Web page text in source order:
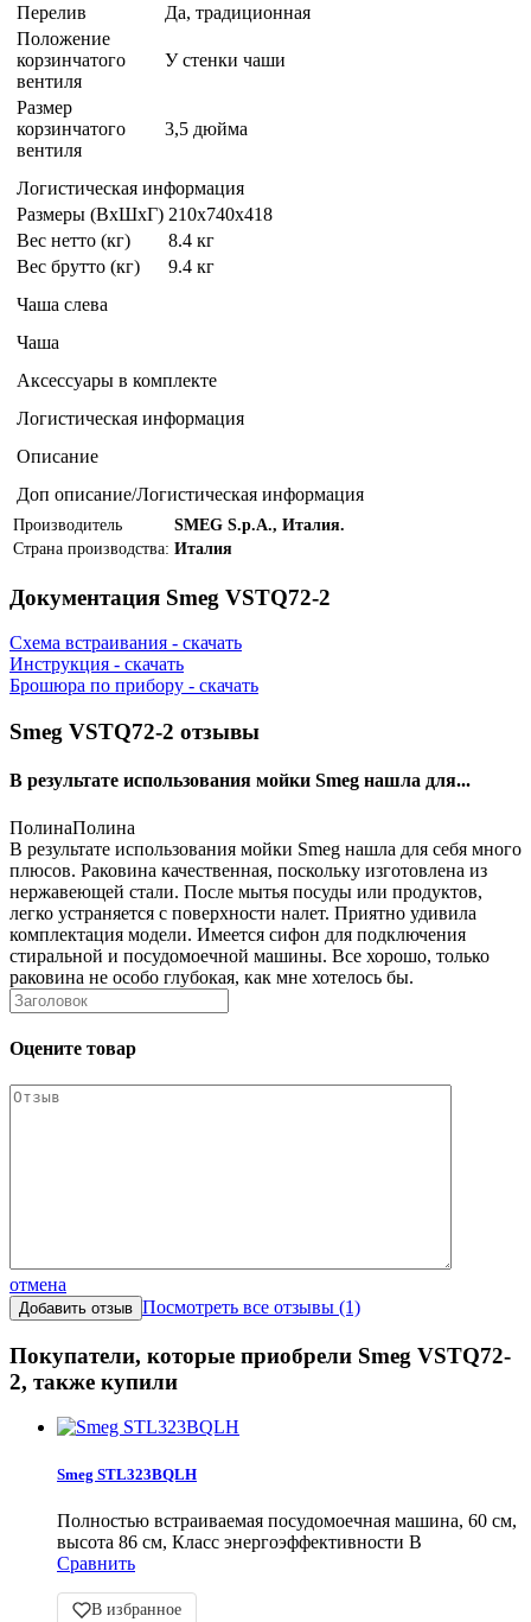
Перелив
Да, традиционная
Положение
корзинчатого
вентиля
У стенки чаши
Размер
корзинчатого
вентиля
3,5 дюйма
Логистическая информация
Размеры (ВxШxГ) 210x740x418
Вес нетто (кг)
8.4 кг
Вес брутто (кг)
9.4 кг
Чаша слева
Чаша
Аксессуары в комплекте
Логистическая информация
Описание
Доп описание/Логистическая информация
Производитель
SMEG S.p.A., Италия.
Страна производства: Италия
Документация Smeg VSTQ72-2
Схема встраивания - скачать
Инструкция - скачать
Брошюра по прибору - скачать
Smeg VSTQ72-2 отзывы
В результате использования мойки Smeg нашла для...
ПолинаПолина
В результате использования мойки Smeg нашла для себя много
плюсов. Раковина качественная, поскольку изготовлена из
нержавеющей стали. После мытья посуды или продуктов,
легко устраняется с поверхности налет. Приятно удивила
комплектация модели. Имеется сифон для подключения
стиральной и посудомоечной машины. Все хорошо, только
раковина не особо глубокая, как мне хотелось бы.
Оцените товар
отмена
Посмотреть все отзывы (1)
Покупатели, которые приобрели Smeg VSTQ72-
2, также купили
Smeg STL323BQLH
Полностью встраиваемая посудомоечная машина, 60 см,
высота 86 см, Класс энергоэффективности B
Сравнить
В избранное